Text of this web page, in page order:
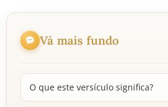
Vá mais fundo
O que este versículo significa?